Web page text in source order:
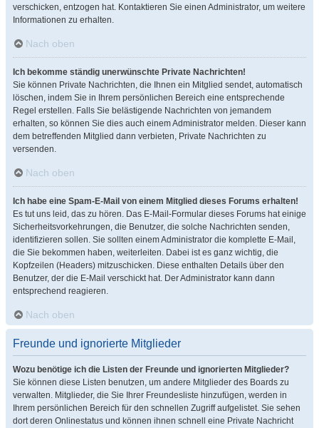
verschicken, entzogen hat. Kontaktieren Sie einen Administrator, um weitere
Informationen zu erhalten.
Nach oben
Ich bekomme ständig unerwünschte Private Nachrichten!
Sie können Private Nachrichten, die Ihnen ein Mitglied sendet, automatisch
löschen, indem Sie in Ihrem persönlichen Bereich eine entsprechende
Regel erstellen. Falls Sie belästigende Nachrichten von jemandem
erhalten, so können Sie dies auch einem Administrator melden. Dieser kann
dem betreffenden Mitglied dann verbieten, Private Nachrichten zu
versenden.
Nach oben
Ich habe eine Spam-E-Mail von einem Mitglied dieses Forums erhalten!
Es tut uns leid, das zu hören. Das E-Mail-Formular dieses Forums hat einige
Sicherheitsvorkehrungen, die Benutzer, die solche Nachrichten senden,
identifizieren sollen. Sie sollten einem Administrator die komplette E-Mail,
die Sie bekommen haben, weiterleiten. Dabei ist es ganz wichtig, die
Kopfzeilen (Headers) mitzuschicken. Diese enthalten Details über den
Benutzer, der die E-Mail verschickt hat. Der Administrator kann dann
entsprechend reagieren.
Nach oben
Freunde und ignorierte Mitglieder
Wozu benötige ich die Listen der Freunde und ignorierten Mitglieder?
Sie können diese Listen benutzen, um andere Mitglieder des Boards zu
verwalten. Mitglieder, die Sie Ihrer Freundesliste hinzufügen, werden in
Ihrem persönlichen Bereich für den schnellen Zugriff aufgelistet. Sie sehen
dort deren Onlinestatus und können ihnen schnell eine Private Nachricht